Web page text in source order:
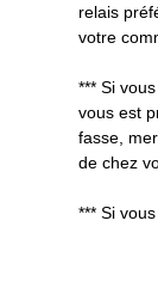
relais
votre
*** Si
vous est
fasse,
de chez
*** Si